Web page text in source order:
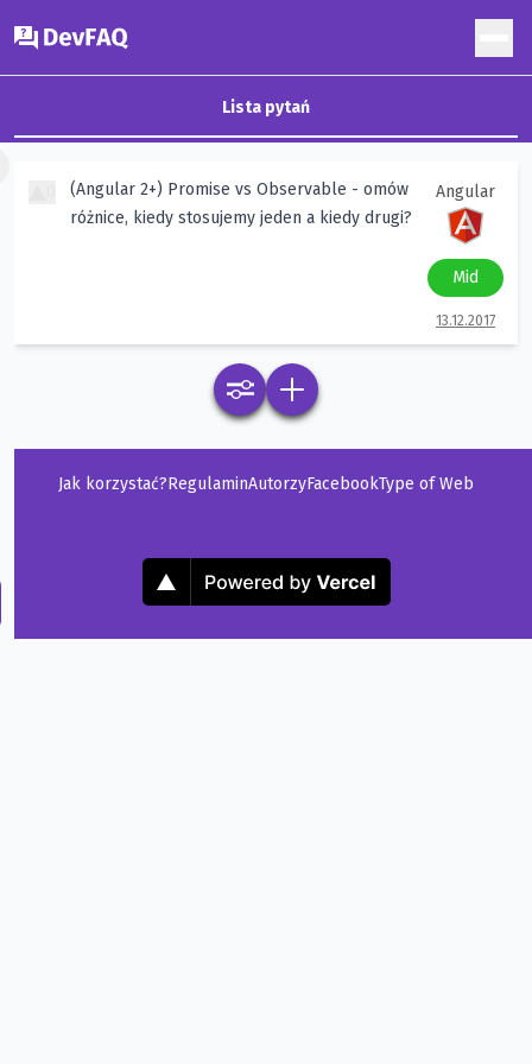
DevFAQ
Lista pytań
(Angular 2+) Promise vs Observable - omów
różnice, kiedy stosujemy jeden a kiedy drugi?
Angular
Mid
13.12.2017
Jak korzystać?RegulaminAutorzyFacebookType of Web